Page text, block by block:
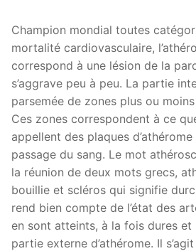
Champion mondial toutes
mortalité cardiovasculaire,
correspond à une lésion de la
s’aggrave peu à peu. La partie
parsemée de zones plus ou
Ces zones correspondent à ce
appellent des plaques
passage du sang. Le mot
la réunion de deux mots grecs,
bouillie et scléros qui signifie
rend bien compte de l’état des
en sont atteints, à la fois dures et
partie externe d’athérome. Il